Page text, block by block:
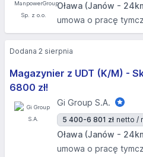
Oława (Janów -
umowa o pracę
Magazynier z UDT (K/M) -
6800 zł!
Gi Group S.A.
5 400-6 801 zł netto /
Oława (Janów -
umowa o pracę
Dodana 2 sierpnia